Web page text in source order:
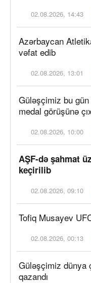
02.08.2026, 14:43
Azərbaycan
vəfat edib
02.08.2026, 13:01
Güləşçimiz bu gün
medal görüşünə
02.08.2026, 10:00
AŞF-də şahmat
keçirilib
02.08.2026, 09:10
Tofiq Musayev
02.08.2026, 00:13
Güləşçimiz dünya
qazandı